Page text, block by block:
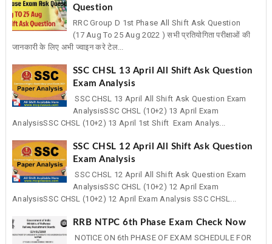
Question
RRC Group D 1st Phase All Shift Ask Question
(17 Aug To 25 Aug 2022 ) सभी प्रतियोगिता परीक्षाओं की
जानकारी के लिए अभी ज्वाइन करे टेल...
SSC CHSL 13 April All Shift Ask Question
Exam Analysis
SSC CHSL 13 April All Shift Ask Question Exam
AnalysisSSC CHSL (10+2) 13 April Exam
AnalysisSSC CHSL (10+2) 13 April 1st Shift Exam Analys...
SSC CHSL 12 April All Shift Ask Question
Exam Analysis
SSC CHSL 12 April All Shift Ask Question Exam
AnalysisSSC CHSL (10+2) 12 April Exam
AnalysisSSC CHSL (10+2) 12 April Exam Analysis SSC CHSL...
RRB NTPC 6th Phase Exam Check Now
NOTICE ON 6th PHASE OF EXAM SCHEDULE FOR